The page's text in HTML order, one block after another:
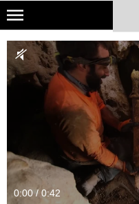
Skip
main
content
NATIONAL GEOGRAPHIC
TRAVELER
PODCASTY
Newsletter
Cuda Polski
0:00 / 0:42